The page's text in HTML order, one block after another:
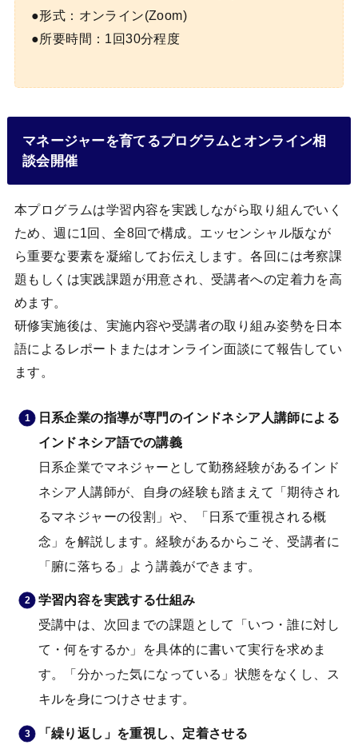
●形式：オンライン(Zoom)
●所要時間：1回30分程度
マネージャーを育てるプログラムとオンライン相
談会開催
本プログラムは学習内容を実践しながら取り組んでいく
ため、週に1回、全8回で構成。エッセンシャル版なが
ら重要な要素を凝縮してお伝えします。各回には考察課
題もしくは実践課題が用意され、受講者への定着力を高
めます。
研修実施後は、実施内容や受講者の取り組み姿勢を日本
語によるレポートまたはオンライン面談にて報告してい
ます。
日系企業の指導が専門のインドネシア人講師による
インドネシア語での講義
日系企業でマネジャーとして勤務経験があるインド
ネシア人講師が、自身の経験も踏まえて「期待され
るマネジャーの役割」や、「日系で重視される概
念」を解説します。経験があるからこそ、受講者に
「腑に落ちる」よう講義ができます。
学習内容を実践する仕組み
受講中は、次回までの課題として「いつ・誰に対し
て・何をするか」を具体的に書いて実行を求めま
す。「分かった気になっている」状態をなくし、ス
キルを身につけさせます。
「繰り返し」を重視し、定着させる